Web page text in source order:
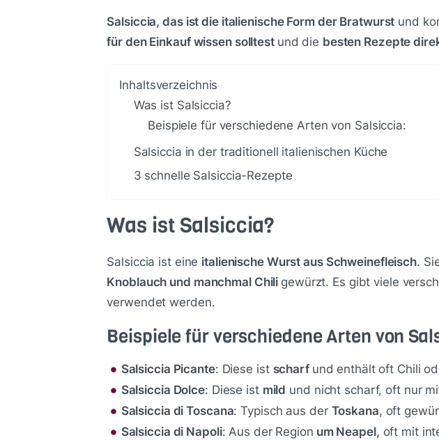
Salsiccia, das ist die italienische Form der Bratwurst und
für den Einkauf wissen solltest und die besten Rezepte
Inhaltsverzeichnis
Was ist Salsiccia?
Beispiele für verschiedene Arten von Salsiccia:
Salsiccia in der traditionell italienischen Küche
3 schnelle Salsiccia-Rezepte
Was ist Salsiccia?
Salsiccia ist eine italienische Wurst aus Schweinefleisch.
Knoblauch und manchmal Chili gewürzt. Es gibt viele
verwendet werden.
Beispiele für verschiedene Arten von
Salsiccia Picante: Diese ist scharf und enthält oft Chili
Salsiccia Dolce: Diese ist mild und nicht scharf, oft nur
Salsiccia di Toscana: Typisch aus der Toskana, oft
Salsiccia di Napoli: Aus der Region um Neapel, oft mit